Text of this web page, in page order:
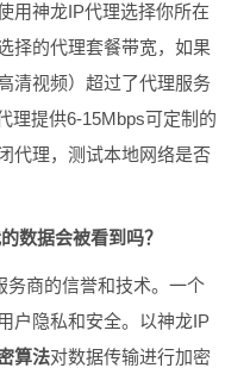
用神龙IP代理选择你所在
择的代理套餐带宽，如果
清视频）超过了代理服务
理提供6-15Mbps可定制的
代理，测试本地网络是否
数据会被看到吗？
务商的信誉和技术。一个
户隐私和安全。以神龙IP
算法对数据传输进行加密